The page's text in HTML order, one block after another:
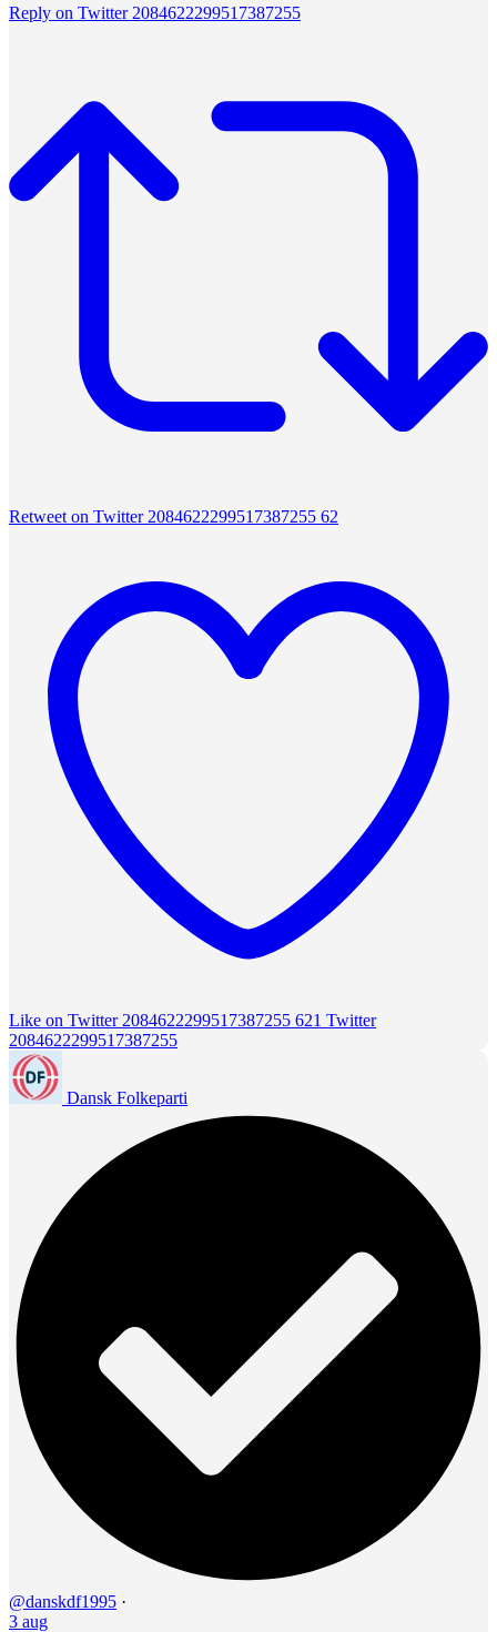
Reply on Twitter 2084622299517387255
Retweet on Twitter 2084622299517387255 62
Like on Twitter 2084622299517387255 621 Twitter
2084622299517387255
Dansk Folkeparti
@danskdf1995 ·
3 aug